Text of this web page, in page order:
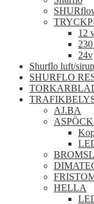
12
24v
Shurflo luft/sirup
SHURFLO
AJ.BA
ASPÖCK
HELLA